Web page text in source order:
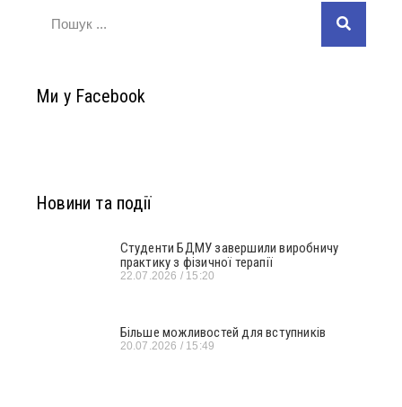
Ми у Facebook
Новини та події
Студенти БДМУ завершили виробничу
практику з фізичної терапії
22.07.2026 15:20
Більше можливостей для вступників
20.07.2026 15:49